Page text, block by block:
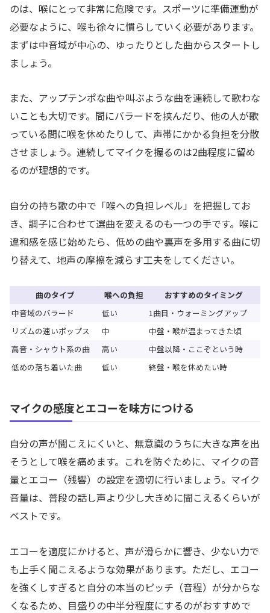
のは、喉にとって非常に危険です。スポーツに準備運動が
必要なように、喉も徐々に慣らしていく必要があります。
まずは中音域が中心の、ゆったりとした曲からスタートし
ましょう。
また、アップテンポな曲や叫ぶような曲を連続して歌わな
いことも大切です。間にバラードを挟んだり、他の人が歌
っている間に喉を休めたりして、声帯にかかる負担を分散
させましょう。連続してマイクを握るのは2曲程度に留め
るのが理想的です。
自分の持ち歌の中で「喉への負担レベル」を把握してお
き、調子に合わせて選曲を変えるのも一つの手です。喉に
違和感を感じ始めたら、低めの曲や裏声を多用する曲に切
り替えて、地声の摩擦を減らす工夫をしてください。
曲のタイプ 喉への負担
おすすめのタイミング
中音域のバラード
低い
1曲目・ウォーミングアップ
リズムの速いポップス
中
中盤・喉が温まってきた頃
高音・シャウト系の曲
高い
中盤以降・ここぞという時
低めの落ち着いた曲
低い 終盤・喉を休めたい時
マイクの感度とエコーを味方につける
自分の声が聞こえにくいと、無意識のうちに大きな声を出
そうとして喉を痛めます。これを防ぐために、マイクの音
量とエコー（残響）の設定を適切に行いましょう。マイク
音量は、普段の話し声より少し大きめに聞こえるくらいが
ベストです。
エコーを適度にかけると、声が滑らかに響き、少ない力で
も上手く聞こえるような効果があります。ただし、エコー
を強くしすぎると自分の本当のピッチ（音程）が分からな
くなるため、目盛りの中半分程度にするのがおすすめで